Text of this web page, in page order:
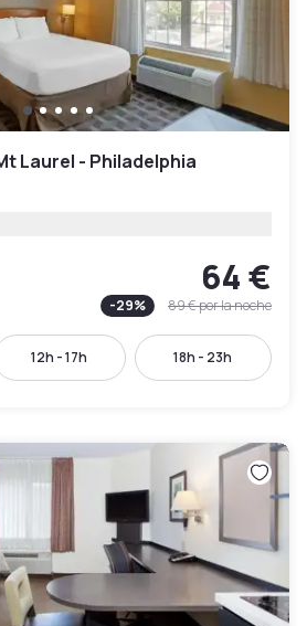
Laurel - Philadelphia
64 €
-29% 89 €por la noche
12h - 17h 18h - 23h